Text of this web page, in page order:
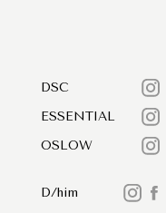
DSC
ESSENTIAL
OSLOW
D/him